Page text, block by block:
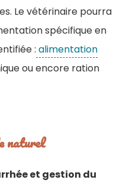
Le vétérinaire pourra
spécifique en
: alimentation
ou encore ration
naturel
et gestion du